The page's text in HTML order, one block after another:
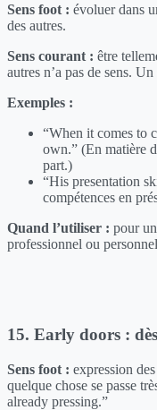
Sens foot : évoluer dans
des autres.
Sens courant : être
autres n’a pas de sens.
Exemples :
“When it comes to
own.” (En matière
part.)
“His presentation
compétences en
Quand l’utiliser : pour
professionnel ou
15. Early doors :
Sens foot : expression
quelque chose se passe
already pressing.”